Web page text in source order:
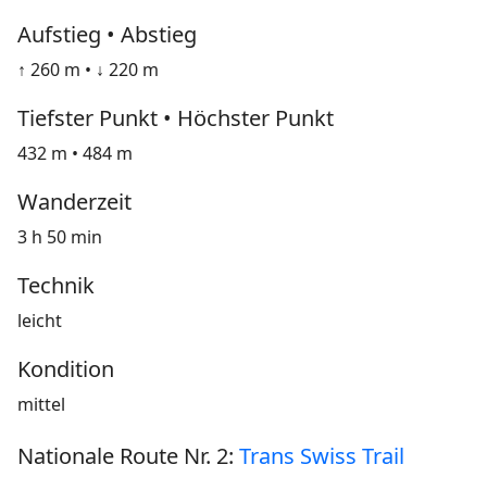
Aufstieg • Abstieg
↑ 260 m • ↓ 220 m
Tiefster Punkt • Höchster Punkt
432 m • 484 m
Wanderzeit
3 h 50 min
Technik
leicht
Kondition
mittel
Nationale Route Nr. 2: Trans Swiss Trail